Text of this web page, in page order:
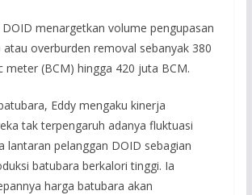
menargetkan volume pengupasan
overburden removal sebanyak 380
meter (BCM) hingga 420 juta BCM.
Eddy mengaku kinerja
tak terpengaruh adanya fluktuasi
lantaran pelanggan DOID sebagian
batubara berkalori tinggi. Ia
harga batubara akan